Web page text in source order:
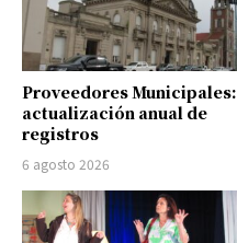
Proveedores Municipales:
actualización anual de
registros
6 agosto 2026